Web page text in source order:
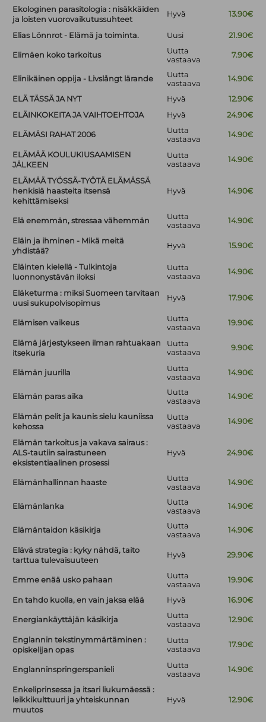
Ekologinen parasitologia : nisäkkäiden
ja loisten vuorovaikutussuhteet
Hyvä 13.90€
Elias Lönnrot - Elämä ja toiminta. Uusi 21.90€
Elimäen koko tarkoitus
Uutta
vastaava
7.90€
Elinikäinen oppija - Livslångt lärande
Uutta
vastaava
14.90€
ELÄ TÄSSÄ JA NYT Hyvä
12.90€
ELÄINKOKEITA JA VAIHTOEHTOJA
Hyvä 24.90€
ELÄMÄSI RAHAT 2006
Uutta
vastaava
14.90€
ELÄMÄÄ KOULUKIUSAAMISEN
JÄLKEEN
Uutta
vastaava
14.90€
ELÄMÄÄ TYÖSSÄ-TYÖTÄ ELÄMÄSSÄ
henkisiä haasteita itsensä
kehittämiseksi
Hyvä 14.90€
Elä enemmän, stressaa vähemmän
Uutta
vastaava
14.90€
Eläin ja ihminen - Mikä meitä
yhdistää?
Hyvä 15.90€
Eläinten kielellä - Tulkintoja
luonnonystävän iloksi
Uutta
vastaava
14.90€
Eläketurma : miksi Suomeen tarvitaan
uusi sukupolvisopimus
Hyvä 17.90€
Elämisen vaikeus
Uutta
vastaava
19.90€
Elämä järjestykseen ilman rahtuakaan
itsekuria
Uutta
vastaava
9.90€
Elämän juurilla
Uutta
vastaava
14.90€
Elämän paras aika
Uutta
vastaava
14.90€
Elämän pelit ja kaunis sielu kauniissa
kehossa
Uutta
vastaava
14.90€
Elämän tarkoitus ja vakava sairaus :
ALS-tautiin sairastuneen
eksistentiaalinen prosessi
Hyvä 24.90€
Elämänhallinnan haaste
Uutta
vastaava
14.90€
Elämänlanka
Uutta
vastaava
14.90€
Elämäntaidon käsikirja
Uutta
vastaava
14.90€
Elävä strategia : kyky nähdä, taito
tarttua tulevaisuuteen
Hyvä 29.90€
Emme enää usko pahaan
Uutta
vastaava
19.90€
En tahdo kuolla, en vain jaksa elää Hyvä 16.90€
Energiankäyttäjän käsikirja
Uutta
vastaava
12.90€
Englannin tekstinymmärtäminen :
opiskelijan opas
Uutta
vastaava
17.90€
Englanninspringerspanieli
Uutta
vastaava
14.90€
Enkeliprinsessa ja itsari liukumäessä :
leikkikulttuuri ja yhteiskunnan
muutos
Hyvä 12.90€